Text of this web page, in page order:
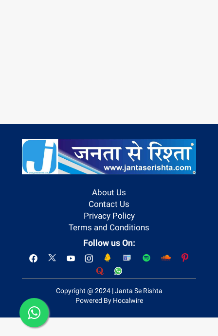
About Us
Contact Us
Privacy Policy
Terms and Conditions
Follow us On:
Copyright @ 2024 | Janta Se Rishta
Powered By Hocalwire